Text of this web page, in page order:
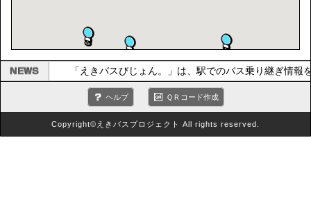
「えきバスびじょん。」は、駅でのバス乗り継ぎ情
ヘルプ ＱＲコード作成
Copyright©えきバスプロジェクト All rights reserved.